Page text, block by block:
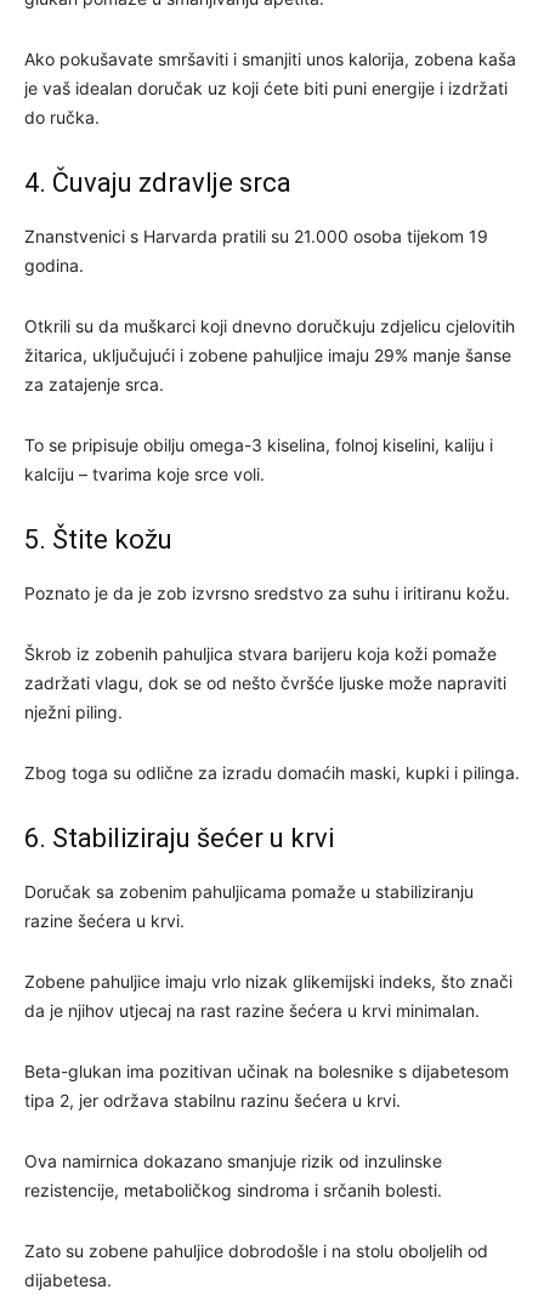
Ako pokušavate smršaviti i smanjiti unos kalorija, zobena kaša
je vaš idealan doručak uz koji ćete biti puni energije i izdržati
do ručka.
4. Čuvaju zdravlje srca
Znanstvenici s Harvarda pratili su 21.000 osoba tijekom 19
godina.
Otkrili su da muškarci koji dnevno doručkuju zdjelicu cjelovitih
žitarica, uključujući i zobene pahuljice imaju 29% manje šanse
za zatajenje srca.
To se pripisuje obilju omega-3 kiselina, folnoj kiselini, kaliju i
kalciju – tvarima koje srce voli.
5. Štite kožu
Poznato je da je zob izvrsno sredstvo za suhu i iritiranu kožu.
Škrob iz zobenih pahuljica stvara barijeru koja koži pomaže
zadržati vlagu, dok se od nešto čvršće ljuske može napraviti
nježni piling.
Zbog toga su odlične za izradu domaćih maski, kupki i pilinga.
6. Stabiliziraju šećer u krvi
Doručak sa zobenim pahuljicama pomaže u stabiliziranju
razine šećera u krvi.
Zobene pahuljice imaju vrlo nizak glikemijski indeks, što znači
da je njihov utjecaj na rast razine šećera u krvi minimalan.
Beta-glukan ima pozitivan učinak na bolesnike s dijabetesom
tipa 2, jer održava stabilnu razinu šećera u krvi.
Ova namirnica dokazano smanjuje rizik od inzulinske
rezistencije, metaboličkog sindroma i srčanih bolesti.
Zato su zobene pahuljice dobrodošle i na stolu oboljelih od
dijabetesa.